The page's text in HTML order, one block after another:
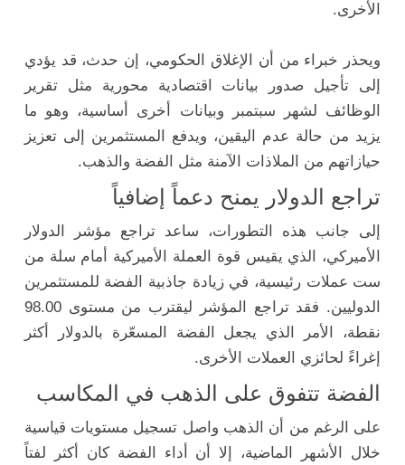
الأخرى.
ويحذر خبراء من أن الإغلاق الحكومي، إن حدث، قد يؤدي
إلى تأجيل صدور بيانات اقتصادية محورية مثل تقرير
الوظائف لشهر سبتمبر وبيانات أخرى أساسية، وهو ما
يزيد من حالة عدم اليقين، ويدفع المستثمرين إلى تعزيز
حيازاتهم من الملاذات الآمنة مثل الفضة والذهب.
تراجع الدولار يمنح دعماً إضافياً
إلى جانب هذه التطورات، ساعد تراجع مؤشر الدولار
الأميركي، الذي يقيس قوة العملة الأميركية أمام سلة من
ست عملات رئيسية، في زيادة جاذبية الفضة للمستثمرين
الدوليين. فقد تراجع المؤشر ليقترب من مستوى 98.00
نقطة، الأمر الذي يجعل الفضة المسعّرة بالدولار أكثر
إغراءً لحائزي العملات الأخرى.
الفضة تتفوق على الذهب في المكاسب
على الرغم من أن الذهب واصل تسجيل مستويات قياسية
خلال الأشهر الماضية، إلا أن أداء الفضة كان أكثر لفتاً